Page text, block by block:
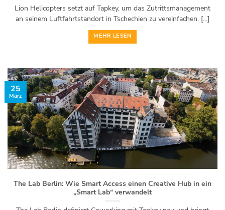
Lion Helicopters setzt auf Tapkey, um das Zutrittsmanagement
an seinem Luftfahrtstandort in Tschechien zu vereinfachen. [...]
MEHR LESEN
The Lab Berlin: Wie Smart Access einen Creative Hub in ein
„Smart Lab“ verwandelt
25
März